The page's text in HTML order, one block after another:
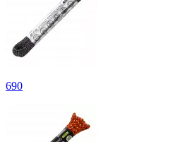
690